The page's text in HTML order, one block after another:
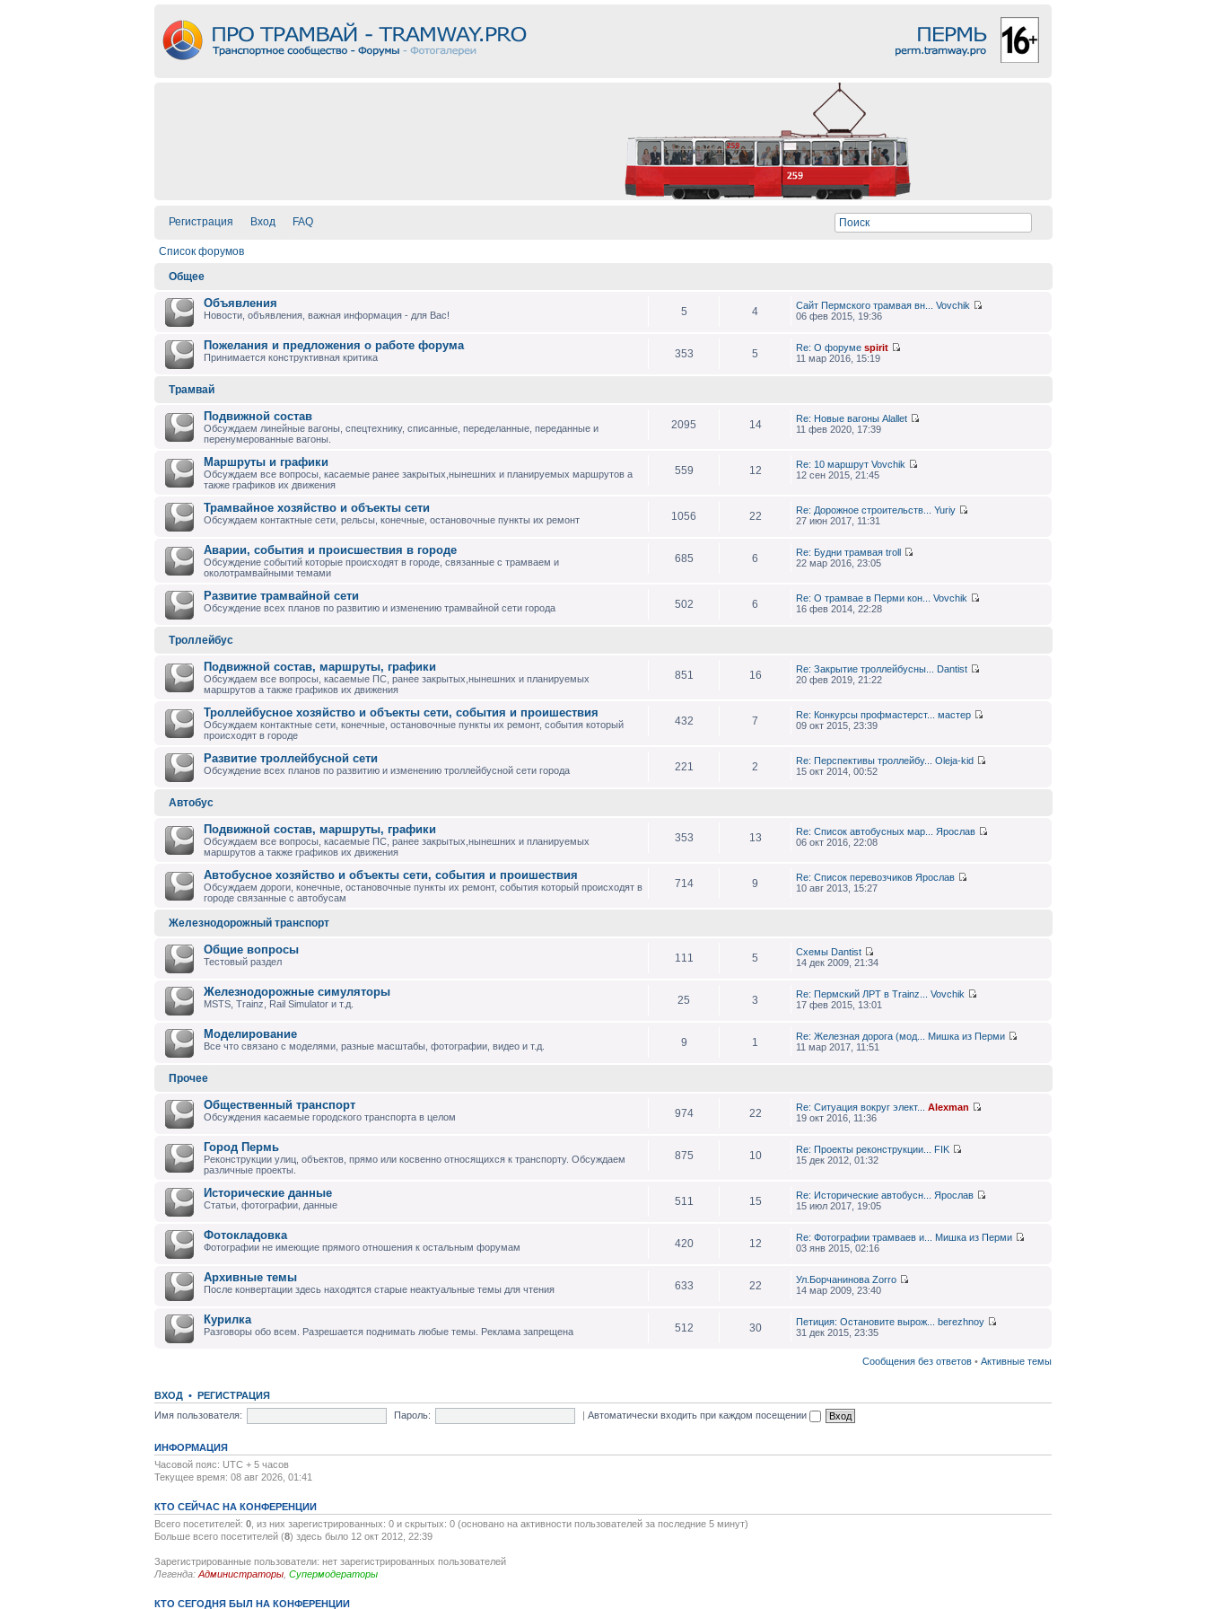
Регистрация Вход FAQ
Список форумов
Общее
Объявления
Новости, объявления, важная информация - для Вас! 5 4 Сайт Пермского трамвая вн...
Vovchik
06 фев 2015, 19:36
Пожелания и предложения о работе форума
Принимается конструктивная критика 353 5 Re: О форуме spirit
11 мар 2016, 15:19
Трамвай
Подвижной состав
Обсуждаем линейные вагоны, спецтехнику, списанные, переделанные, переданные и
перенумерованные вагоны.
2095 14 Re: Новые вагоны Alallet
11 фев 2020, 17:39
Маршруты и графики
Обсуждаем все вопросы, касаемые ранее закрытых,нынешних и планируемых маршрутов а
также графиков их движения
559 12 Re: 10 маршрут Vovchik
12 сен 2015, 21:45
Трамвайное хозяйство и объекты сети
Обсуждаем контактные сети, рельсы, конечные, остановочные пункты их ремонт 1056 22 Re: Дорожное строительств...
Yuriy
27 июн 2017, 11:31
Аварии, события и происшествия в городе
Обсуждение событий которые происходят в городе, связанные с трамваем и
околотрамвайными темами
685 6 Re: Будни трамвая troll
22 мар 2016, 23:05
Развитие трамвайной сети
Обсуждение всех планов по развитию и изменению трамвайной сети города 502 6 Re: О трамвае в Перми кон...
Vovchik
16 фев 2014, 22:28
Троллейбус
Подвижной состав, маршруты, графики
Обсуждаем все вопросы, касаемые ПС, ранее закрытых,нынешних и планируемых
маршрутов а также графиков их движения
851 16 Re: Закрытие троллейбусны...
Dantist
20 фев 2019, 21:22
Троллейбусное хозяйство и объекты сети, события и проишествия
Обсуждаем контактные сети, конечные, остановочные пункты их ремонт, события который
происходят в городе
432 7 Re: Конкурсы профмастерст...
мастер
09 окт 2015, 23:39
Развитие троллейбусной сети
Обсуждение всех планов по развитию и изменению троллейбусной сети города 221 2 Re: Перспективы троллейбу...
Oleja-kid
15 окт 2014, 00:52
Автобус
Подвижной состав, маршруты, графики
Обсуждаем все вопросы, касаемые ПС, ранее закрытых,нынешних и планируемых
маршрутов а также графиков их движения
353 13 Re: Список автобусных мар...
Ярослав
06 окт 2016, 22:08
Автобусное хозяйство и объекты сети, события и проишествия
Обсуждаем дороги, конечные, остановочные пункты их ремонт, события который происходят в
городе связанные с автобусам
714 9 Re: Список перевозчиков Ярослав
10 авг 2013, 15:27
Железнодорожный транспорт
Общие вопросы
Тестовый раздел 111 5 Схемы Dantist
14 дек 2009, 21:34
Железнодорожные симуляторы
MSTS, Trainz, Rail Simulator и т.д. 25 3 Re: Пермский ЛРТ в Trainz...
Vovchik
17 фев 2015, 13:01
Моделирование
Все что связано с моделями, разные масштабы, фотографии, видео и т.д. 9 1 Re: Железная дорога (мод...
Мишка из Перми
11 мар 2017, 11:51
Прочее
Общественный транспорт
Обсуждения касаемые городского транспорта в целом 974 22 Re: Ситуация вокруг элект...
Alexman
19 окт 2016, 11:36
Город Пермь
Реконструкции улиц, объектов, прямо или косвенно относящихся к транспорту. Обсуждаем
различные проекты.
875 10 Re: Проекты реконструкции...
FIK
15 дек 2012, 01:32
Исторические данные
Статьи, фотографии, данные 511 15 Re: Исторические автобусн...
Ярослав
15 июл 2017, 19:05
Фотокладовка
Фотографии не имеющие прямого отношения к остальным форумам 420 12 Re: Фотографии трамваев и...
Мишка из Перми
03 янв 2015, 02:16
Архивные темы
После конвертации здесь находятся старые неактуальные темы для чтения 633 22 Ул.Борчанинова Zorro
14 мар 2009, 23:40
Курилка
Разговоры обо всем. Разрешается поднимать любые темы. Реклама запрещена 512 30 Петиция: Остановите вырож...
berezhnoy
31 дек 2015, 23:35
Сообщения без ответов • Активные темы
ВХОД • РЕГИСТРАЦИЯ
Имя пользователя:
Пароль: | Автоматически входить при каждом посещении
ИНФОРМАЦИЯ
Часовой пояс: UTC + 5 часов
Текущее время: 08 авг 2026, 01:41
КТО СЕЙЧАС НА КОНФЕРЕНЦИИ
Всего посетителей: 0 , из них зарегистрированных: 0 и скрытых: 0 (основано на активности пользователей за последние 5 минут)
Больше всего посетителей (8) здесь было 12 окт 2012, 22:39
Зарегистрированные пользователи: нет зарегистрированных пользователей
Легенда: Администраторы Супермодераторы
КТО СЕГОДНЯ БЫЛ НА КОНФЕРЕНЦИИ